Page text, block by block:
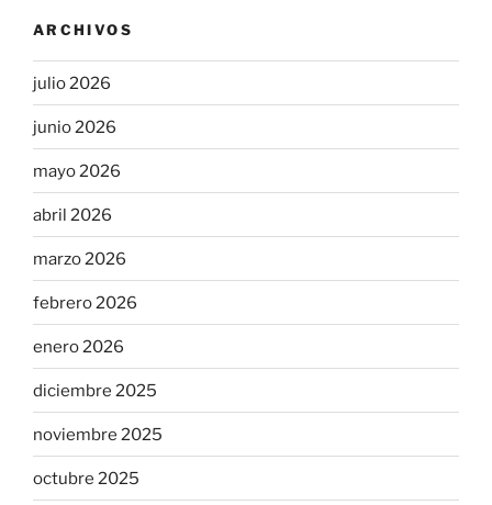
ARCHIVOS
julio 2026
junio 2026
mayo 2026
abril 2026
marzo 2026
febrero 2026
enero 2026
diciembre 2025
noviembre 2025
octubre 2025